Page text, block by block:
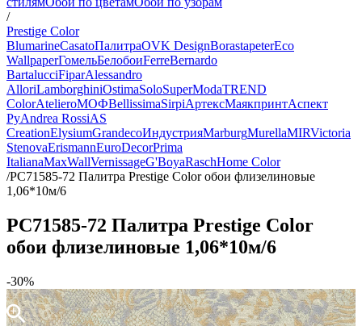
/
Prestige Color
BlumarineCasatoПалитраOVK DesignBorastapeterEco
WallpaperГомельБелобоиFerreBernardo
BartalucciFiparAlessandro
AlloriLamborghiniOstimaSoloSuperModaTREND
ColorAtelieroМОФBellissimaSirpiАртексМаякпринтАспект
РуAndrea RossiAS
CreationElysiumGrandecoИндустрияMarburgMurellaMIRVictoria
StenovaErismannEuroDecorPrima
ItalianaMaxWallVernissageG'BoyaRaschHome Color
/PC71585-72 Палитра Prestige Color обои флизелиновые
1,06*10м/6
PC71585-72 Палитра Prestige Color
обои флизелиновые 1,06*10м/6
-30%